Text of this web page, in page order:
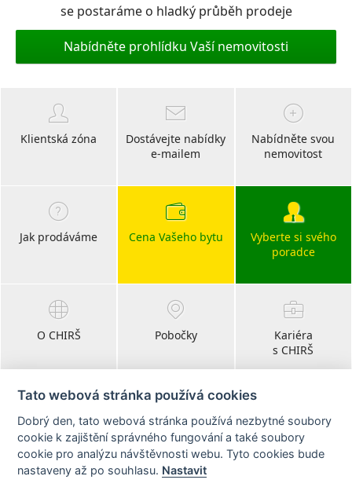
se postaráme o hladký průběh prodeje
Nabídněte prohlídku Vaší nemovitosti
Klientská zóna
Dostávejte nabídky
e-mailem
Nabídněte svou
nemovitost
Jak prodáváme Cena Vašeho bytu
Vyberte si svého
poradce
O CHIRŠ Pobočky
Kariéra
s CHIRŠ
Blog
realitní články
Tato webová stránka používá cookies
Dobrý den, tato webová stránka používá nezbytné soubory
cookie k zajištění správného fungování a také soubory
cookie pro analýzu návštěvnosti webu. Tyto cookies bude
nastaveny až po souhlasu. Nastavit